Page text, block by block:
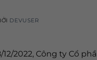
DEVUSER
12/2022, Công ty Cổ